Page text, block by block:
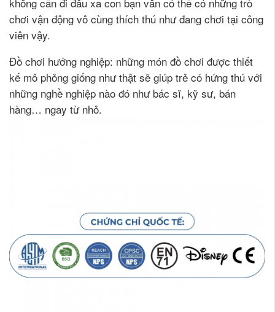
chơi vận động vô cùng thích thú như đang chơi tại công
viên vậy.
Đồ chơi hướng nghiệp: những món đồ chơi được thiết
kế mô phỏng giống như thật sẽ giúp trẻ có hứng thú với
những nghề nghiệp nào đó như bác sĩ, kỹ sư, bán
hàng… ngay từ nhỏ.